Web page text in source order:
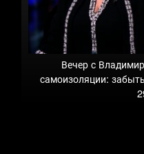
Вечер с
самоизоляции: